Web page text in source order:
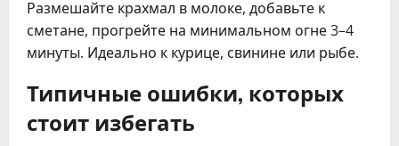
Размешайте крахмал в молоке, добавьте к
сметане, прогрейте на минимальном огне 3–4
минуты. Идеально к курице, свинине или рыбе.
Типичные ошибки, которых
стоит избегать